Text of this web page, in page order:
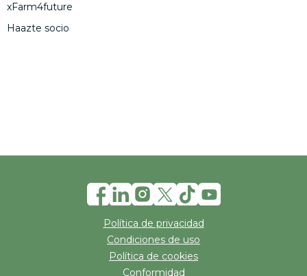
xFarm4future
Haazte socio
Política de privacidad
Condiciones de uso
Política de cookies
Conformidad